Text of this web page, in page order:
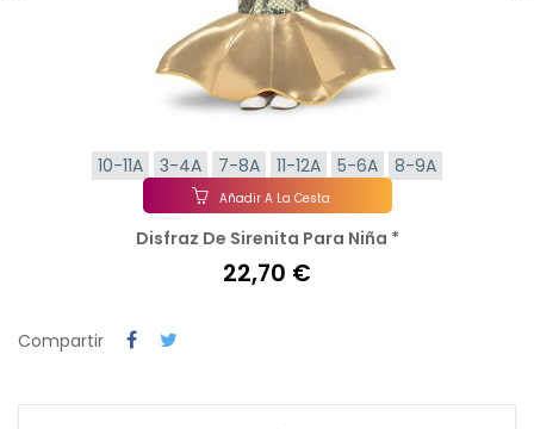
10-11A 3-4A 7-8A 11-12A 5-6A 8-9A
Añadir A La Cesta
Disfraz De Sirenita Para Niña *
22,70 €
Compartir